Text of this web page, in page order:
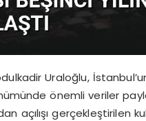
Uraloğlu,
önemli veriler
açılışı gerçekleştirilen